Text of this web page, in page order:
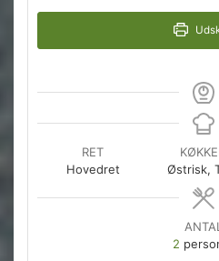
RET
Hovedret
Østrisk,
ANTAL
2